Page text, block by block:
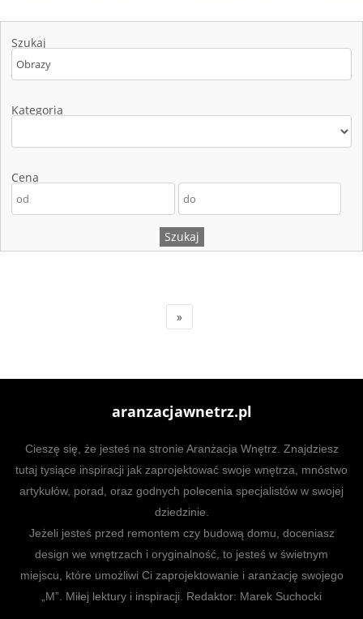
Zdjęcia produktów
Szukaj
Kategoria
Cena
»
aranzacjawnetrz.pl
Cieszę się, że jesteś na stronie Aranżacja Wnętrz. Znajdziesz
tutaj tysiące inspiracji jak zaprojektować swoje wnętrza, mnóstwo
artykułów, porad, oraz godnych polecenia specjalistów w swojej
dziedzinie.
Jeżeli jesteś przed remontem czy budową domu, doceniasz
design we wnętrzach i oryginalność, to jesteś w świetnym
miejscu, które umożliwi Ci zaprojektowanie i aranżację swojego
„M”. Miłej lektury i inspiracji. Redaktor: Marek Suchocki